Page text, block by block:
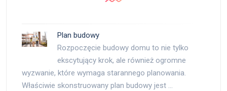
Plan budowy
Rozpoczęcie budowy domu to nie tylko
ekscytujący krok, ale również ogromne
wyzwanie, które wymaga starannego planowania.
Właściwie skonstruowany plan budowy jest …